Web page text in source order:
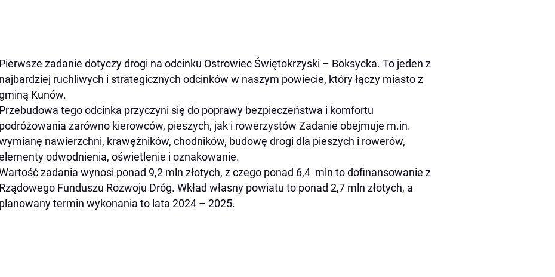
Pierwsze zadanie dotyczy drogi na odcinku Ostrowiec Świętokrzyski – Boksycka. To jeden z
najbardziej ruchliwych i strategicznych odcinków w naszym powiecie, który łączy miasto z
Kunów.
Przebudowa tego odcinka przyczyni się do poprawy bezpieczeństwa i komfortu
podróżowania zarówno kierowców, pieszych, jak i rowerzystów Zadanie obejmuje m.in.
nawierzchni, krawężników, chodników, budowę drogi dla pieszych i rowerów,
odwodnienia, oświetlenie i oznakowanie.
zadania wynosi ponad 9,2 mln złotych, z czego ponad 6,4 mln to dofinansowanie z
Rządowego Funduszu Rozwoju Dróg. Wkład własny powiatu to ponad 2,7 mln złotych, a
planowany termin wykonania to lata 2024 – 2025.